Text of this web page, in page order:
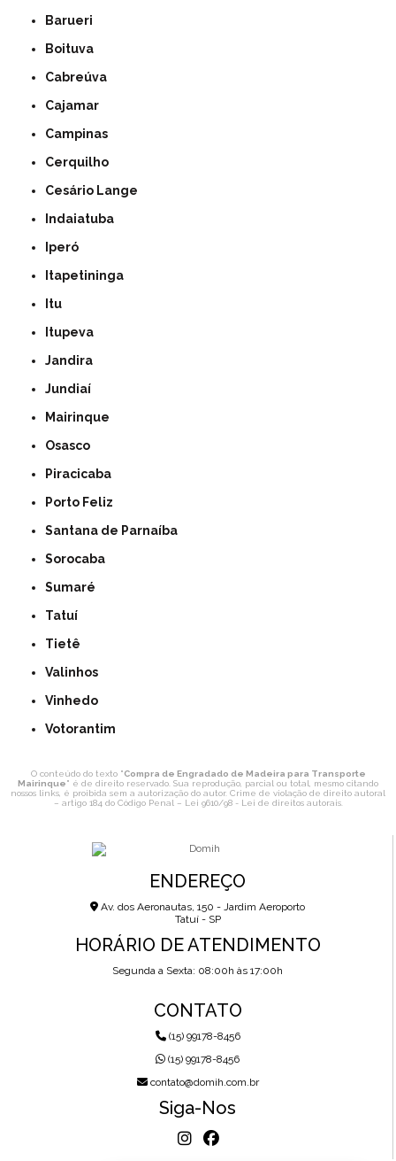
Barueri
Boituva
Cabreúva
Cajamar
Campinas
Cerquilho
Cesário Lange
Indaiatuba
Iperó
Itapetininga
Itu
Itupeva
Jandira
Jundiaí
Mairinque
Osasco
Piracicaba
Porto Feliz
Santana de Parnaíba
Sorocaba
Sumaré
Tatuí
Tietê
Valinhos
Vinhedo
Votorantim
O conteúdo do texto "Compra de Engradado de Madeira para Transporte
Mairinque" é de direito reservado. Sua reprodução, parcial ou total, mesmo citando
nossos links, é proibida sem a autorização do autor. Crime de violação de direito autoral
– artigo 184 do Código Penal – Lei 9610/98 - Lei de direitos autorais.
ENDEREÇO
Av. dos Aeronautas, 150 - Jardim Aeroporto
Tatuí - SP
HORÁRIO DE ATENDIMENTO
Segunda a Sexta: 08:00h às 17:00h
CONTATO
(15) 99178-8456
(15) 99178-8456
contato@domih.com.br
Siga-Nos